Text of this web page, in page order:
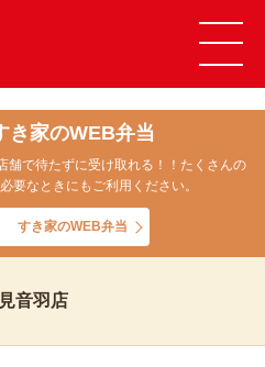
き家のWEB弁当
舗で待たずに受け取れる！！たくさんの
要なときにもご利用ください。
すき家のWEB弁当
音羽店